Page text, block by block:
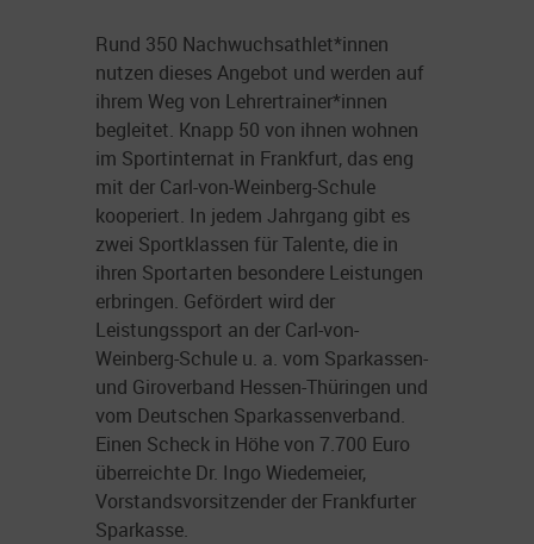
Rund 350 Nachwuchsathlet*innen
nutzen dieses Angebot und werden auf
ihrem Weg von Lehrertrainer*innen
begleitet. Knapp 50 von ihnen wohnen
im Sportinternat in Frankfurt, das eng
mit der Carl-von-Weinberg-Schule
kooperiert. In jedem Jahrgang gibt es
zwei Sportklassen für Talente, die in
ihren Sportarten besondere Leistungen
erbringen. Gefördert wird der
Leistungssport an der Carl-von-
Weinberg-Schule u. a. vom Sparkassen-
und Giroverband Hessen-Thüringen und
vom Deutschen Sparkassenverband.
Einen Scheck in Höhe von 7.700 Euro
überreichte Dr. Ingo Wiedemeier,
Vorstandsvorsitzender der Frankfurter
Sparkasse.